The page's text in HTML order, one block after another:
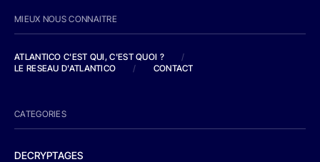
MIEUX NOUS CONNAITRE
ATLANTICO C'EST QUI, C'EST QUOI ?
/
LE RESEAU D'ATLANTICO
/ CONTACT
CATEGORIES
DECRYPTAGES